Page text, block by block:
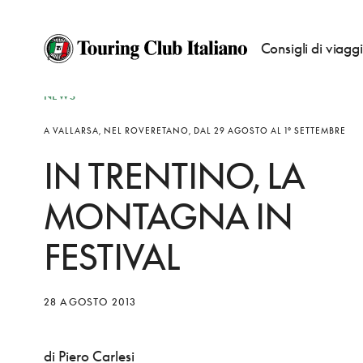
Consigli di
NEWS
A VALLARSA, NEL ROVERETANO, DAL 29 AGOSTO AL 1° SETTEMBRE
IN TRENTINO, LA
MONTAGNA IN
FESTIVAL
28 AGOSTO 2013
di Piero Carlesi